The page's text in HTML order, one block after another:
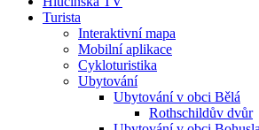
Turista
Interaktivní mapa
Mobilní aplikace
Cykloturistika
Ubytování
Ubytování v obci Bělá
Rothschildův dvůr